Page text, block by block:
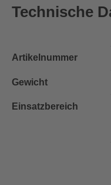
Technische
Artikelnummer
Gewicht
Einsatzbereich